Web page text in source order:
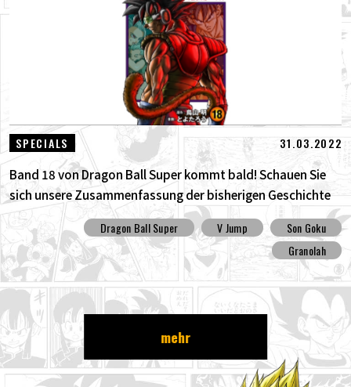
SPECIALS 31.03.2022
Band 18 von Dragon Ball Super kommt bald! Schauen Sie
sich unsere Zusammenfassung der bisherigen Geschichte
an !!
Dragon Ball Super V Jump
Son Goku
Granolah
mehr